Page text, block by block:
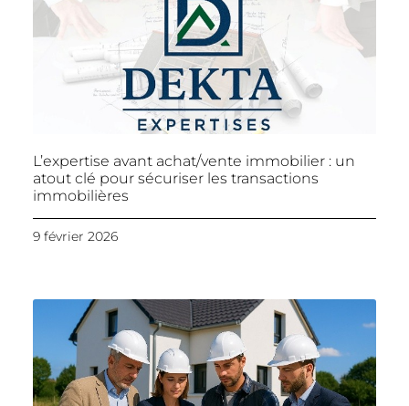
L’expertise avant achat/vente immobilier : un
atout clé pour sécuriser les transactions
immobilières
9 février 2026